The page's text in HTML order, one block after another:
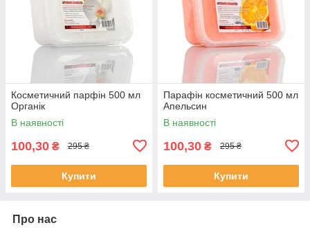
Косметичний парфін 500 мл
Органік
В наявності
100,30 ₴ 295 ₴
Купити
Парафін косметичний 500 мл
Апельсин
В наявності
100,30 ₴ 295 ₴
Купити
Про нас